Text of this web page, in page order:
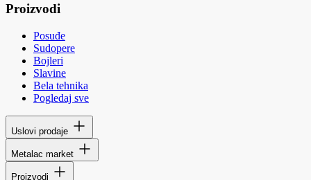
Proizvodi
Posuđe
Sudopere
Bojleri
Slavine
Bela tehnika
Pogledaj sve
Uslovi prodaje
Metalac market
Proizvodi